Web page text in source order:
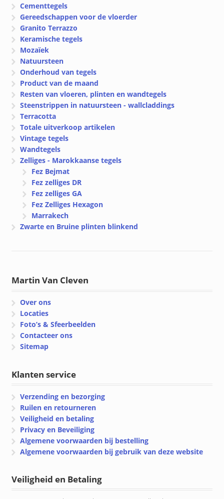
Cementtegels
Gereedschappen voor de vloerder
Granito Terrazzo
Keramische tegels
Mozaïek
Natuursteen
Onderhoud van tegels
Product van de maand
Resten van vloeren, plinten en wandtegels
Steenstrippen in natuursteen - wallcladdings
Terracotta
Totale uitverkoop artikelen
Vintage tegels
Wandtegels
Zelliges - Marokkaanse tegels
Fez Bejmat
Fez zelliges DR
Fez zelliges GA
Fez Zelliges Hexagon
Marrakech
Zwarte en Bruine plinten blinkend
Martin Van Cleven
Over ons
Locaties
Foto’s & Sfeerbeelden
Contacteer ons
Sitemap
Klanten service
Verzending en bezorging
Ruilen en retourneren
Veiligheid en betaling
Privacy en Beveiliging
Algemene voorwaarden bij bestelling
Algemene voorwaarden bij gebruik van deze website
Veiligheid en Betaling